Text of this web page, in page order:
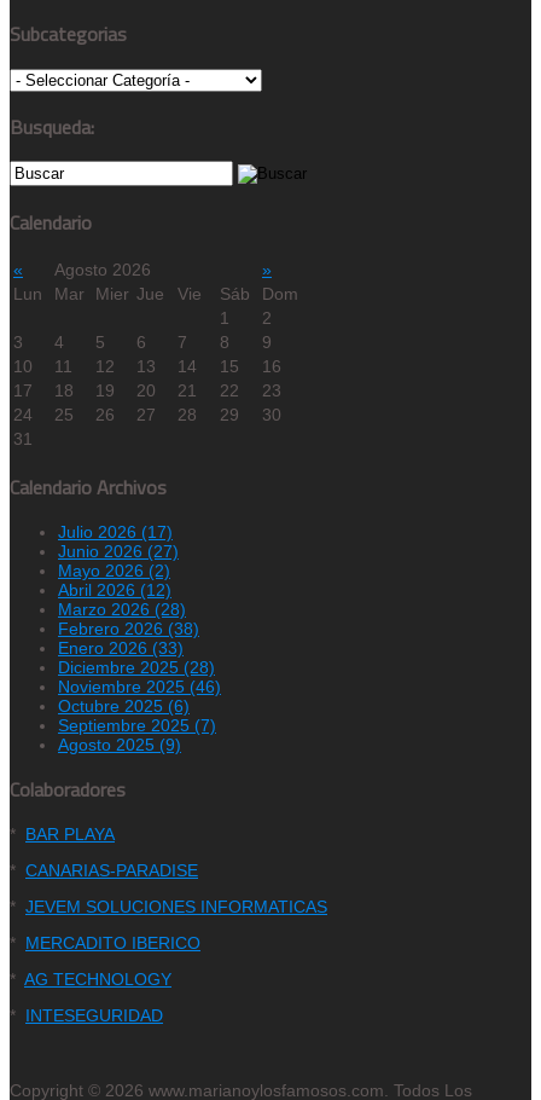
Subcategorias
Busqueda:
Calendario
« Agosto 2026
»
Lun
Mar Mier Jue Vie Sáb
Dom
1
2
3
4 5 6 7 8
9
10
11 12 13 14 15
16
17
18 19 20 21 22
23
24
25 26 27 28 29
30
31
Calendario Archivos
Julio 2026 (17)
Junio 2026 (27)
Mayo 2026 (2)
Abril 2026 (12)
Marzo 2026 (28)
Febrero 2026 (38)
Enero 2026 (33)
Diciembre 2025 (28)
Noviembre 2025 (46)
Octubre 2025 (6)
Septiembre 2025 (7)
Agosto 2025 (9)
Colaboradores
* BAR PLAYA
* CANARIAS-PARADISE
* JEVEM SOLUCIONES INFORMATICAS
* MERCADITO IBERICO
* AG TECHNOLOGY
* INTESEGURIDAD
Copyright © 2026 www.marianoylosfamosos.com. Todos Los